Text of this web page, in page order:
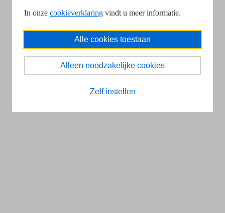
In onze cookieverklaring vindt u meer informatie.
Alle cookies toestaan
Alleen noodzakelijke cookies
Zelf instellen